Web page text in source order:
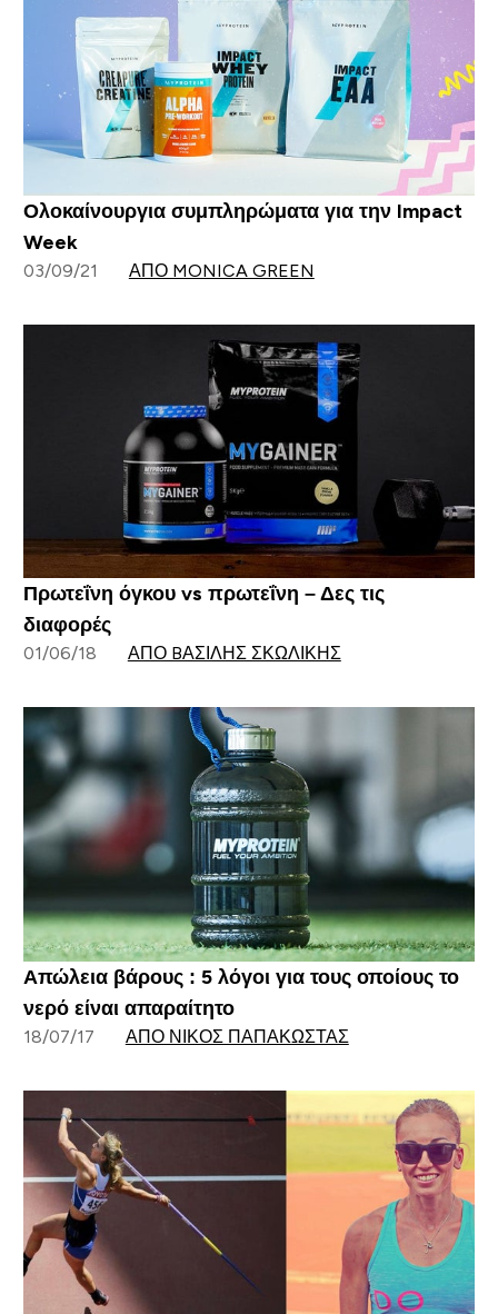
Ολοκαίνουργια συμπληρώματα για την Impact
Week
03/09/21 ΑΠΌ MONICA GREEN
Πρωτεΐνη όγκου vs πρωτεΐνη – Δες τις
διαφορές
01/06/18 ΑΠΌ BΑΣΊΛΗΣ ΣΚΩΛΊΚΗΣ
Απώλεια βάρους : 5 λόγοι για τους οποίους το
νερό είναι απαραίτητο
18/07/17 ΑΠΌ ΝΊΚΟΣ ΠΑΠΑΚΏΣΤΑΣ